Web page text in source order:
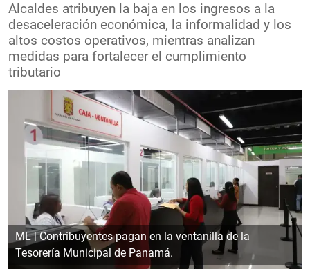
Alcaldes atribuyen la baja en los ingresos a la
desaceleración económica, la informalidad y los
altos costos operativos, mientras analizan
medidas para fortalecer el cumplimiento
tributario
ML | Contribuyentes pagan en la ventanilla de la
Tesorería Municipal de Panamá.